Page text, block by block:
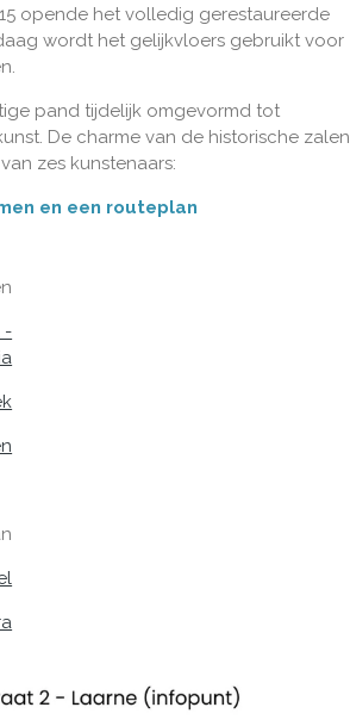
opende het volledig gerestaureerde
wordt het gelijkvloers gebruikt voor
pand tijdelijk omgevormd tot
De charme van de historische zalen
zes kunstenaars:
en een routeplan
-